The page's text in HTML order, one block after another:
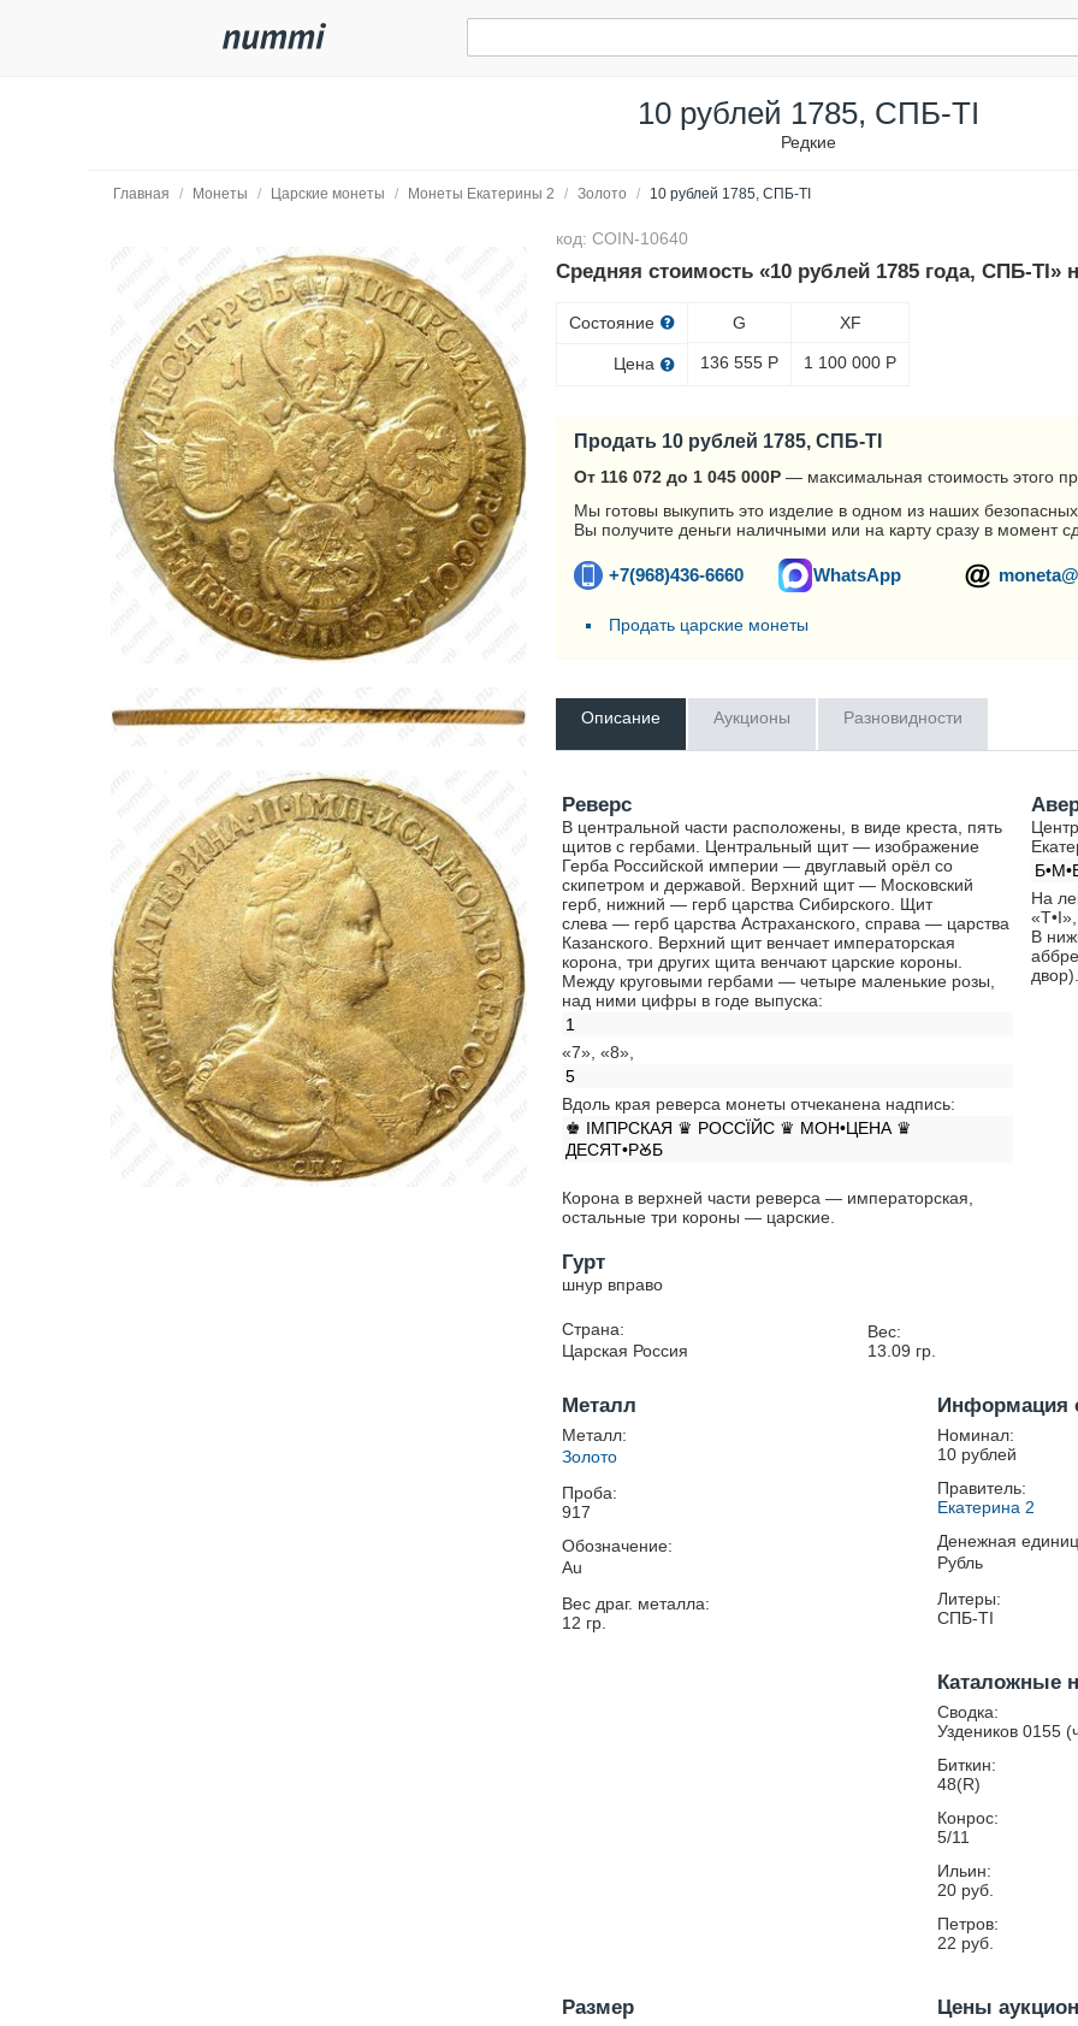
10 рублей 1785, СПБ-TI
Редкие
Главная / Монеты / Царские монеты / Монеты Екатерины 2 / Золото / 10 рублей 1785, СПБ-TI
код: COIN-10640
Средняя стоимость «10 рублей 1785 года, СПБ-TI»
Состояние
Цена
G
136 555 Р
XF
1 100 000 Р
Продать 10 рублей 1785, СПБ-TI
От 116 072 до 1 045 000Р — максимальная стоимость этого
Мы готовы выкупить это изделие в одном из наших
Вы получите деньги наличными или на карту сразу в момент
+7(968)436-6660 WhatsApp
Продать царские монеты
Описание Аукционы Разновидности
Реверс
В центральной части расположены, в виде креста, пять
щитов с гербами. Центральный щит — изображение
Герба Российской империи — двуглавый орёл со
скипетром и державой. Верхний щит — Московский
герб, нижний — герб царства Сибирского. Щит
слева — герб царства Астраханского, справа — царства
Казанского. Верхний щит венчает императорская
корона, три других щита венчают царские короны.
Между круговыми гербами — четыре маленькие розы,
над ними цифры в годе выпуска:
1
«7», «8»,
5
Вдоль края реверса монеты отчеканена надпись:
♚ IМПРСКАЯ ♛ РОССÏЙС ♛ МОН•ЦЕНА ♛
ДЕСЯТ•РꙊБ
Корона в верхней части реверса — императорская,
остальные три короны — царские.
На
В
двор).
Гурт
шнур вправо
Страна:
Царская Россия
Вес:
13.09 гр.
Металл
Металл:
Золото
Проба:
917
Обозначение:
Au
Вес драг. металла:
12 гр.
Информация
Номинал:
10 рублей
Правитель:
Екатерина 2
Денежная
Рубль
Литеры:
СПБ-TI
Каталожные
Сводка:
Уздеников 0155
Биткин:
48(R)
Конрос:
5/11
Ильин:
20 руб.
Петров:
22 руб.
Размер Цены